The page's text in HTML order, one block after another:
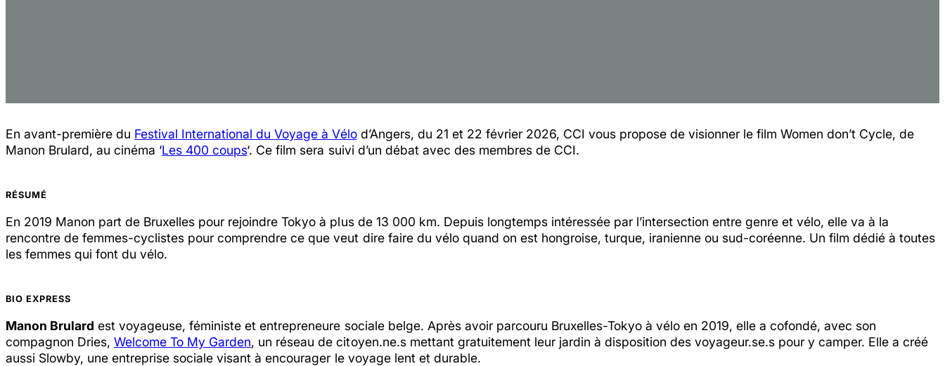
En avant-première du Festival International du Voyage à Vélod’Angers, du 21 et 22 février 2026, CCI vous propose de visionner le film Women don’t Cycle, de
Manon Brulard, au cinéma ‘Les 400 coups‘. Ce film sera suivi d’un débat avec des membres de CCI.
RÉSUMÉ
En 2019 Manon part de Bruxelles pour rejoindre Tokyo à plus de 13 000 km. Depuis longtemps intéressée par l’intersection entre genre et vélo, elle va à la
rencontre de femmes-cyclistes pour comprendre ce que veut dire faire du vélo quand on est hongroise, turque, iranienne ou sud-coréenne. Un film dédié à toutes
les femmes qui font du vélo.
BIO EXPRESS
Manon Brulard est voyageuse, féministe et entrepreneure sociale belge. Après avoir parcouru Bruxelles-Tokyo à vélo en 2019, elle a cofondé, avec son
compagnon Dries,Welcome To My Garden, un réseau de citoyen.ne.s mettant gratuitement leur jardin à disposition des voyageur.se.s pour y camper. Elle a créé
aussi Slowby, une entreprise sociale visant à encourager le voyage lent et durable.